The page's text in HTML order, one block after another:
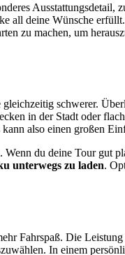
all deine Wünsche
zu machen, um
gleichzeitig schwerer.
in der Stadt oder
also einen großen
du deine Tour gut
unterwegs zu laden.
Fahrspaß. Die
In einem